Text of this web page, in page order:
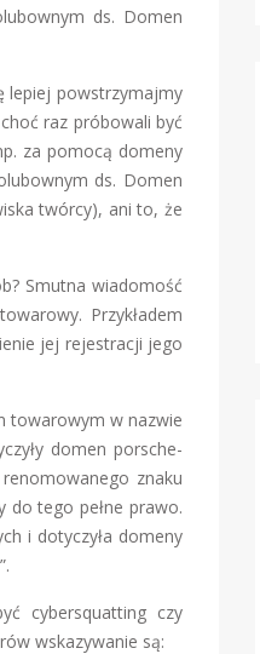
ds. Domen
lepiej powstrzymajmy
raz próbowali być
za pomocą domeny
ds. Domen
twórcy), ani to, że
Smutna wiadomość
Przykładem
jej rejestracji jego
towarowym w nazwie
domen porsche-
znaku
tego pełne prawo.
i dotyczyła domeny
cybersquatting czy
wskazywanie są: